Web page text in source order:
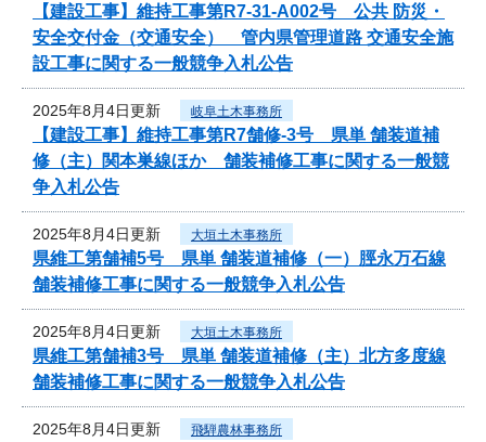
【建設工事】維持工事第R7-31-A002号 公共 防災・
安全交付金（交通安全） 管内県管理道路 交通安全施
設工事に関する一般競争入札公告
2025年8月4日更新 岐阜土木事務所
【建設工事】維持工事第R7舗修-3号 県単 舗装道補
修（主）関本巣線ほか 舗装補修工事に関する一般競
争入札公告
2025年8月4日更新 大垣土木事務所
県維工第舗補5号 県単 舗装道補修（一）脛永万石線
舗装補修工事に関する一般競争入札公告
2025年8月4日更新 大垣土木事務所
県維工第舗補3号 県単 舗装道補修（主）北方多度線
舗装補修工事に関する一般競争入札公告
2025年8月4日更新 飛騨農林事務所